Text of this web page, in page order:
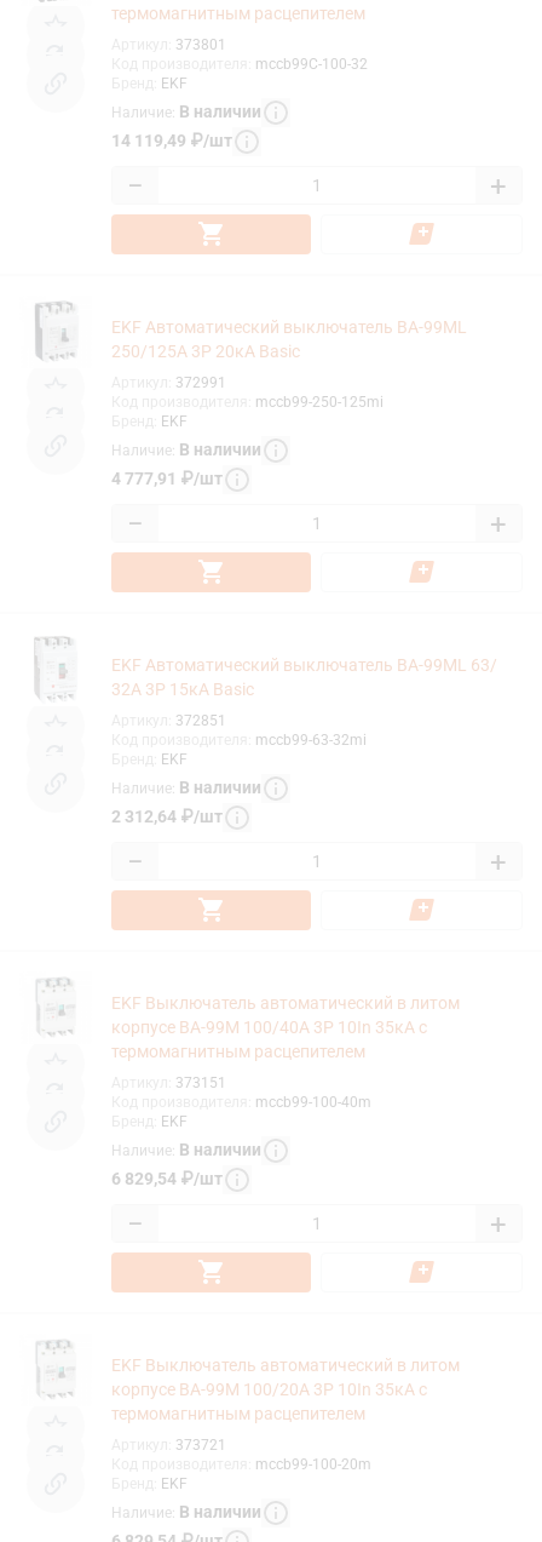
термомагнитным расцепителем
373801
mccb99C-100-32
EKF
Наличие: В наличии
14 119,49 ₽/шт
− +
EKF Автоматический выключатель ВА-99МL
250/125А 3P 20кА Basic
372991
mccb99-250-125mi
EKF
Наличие: В наличии
4 777,91 ₽/шт
− +
EKF Автоматический выключатель ВА-99МL 63/
32А 3P 15кА Basic
372851
mccb99-63-32mi
EKF
Наличие: В наличии
2 312,64 ₽/шт
− +
EKF Выключатель автоматический в литом
корпусе ВА-99М 100/40А 3P 10In 35кА с
термомагнитным расцепителем
373151
mccb99-100-40m
EKF
Наличие: В наличии
6 829,54 ₽/шт
− +
EKF Выключатель автоматический в литом
корпусе ВА-99М 100/20А 3P 10In 35кА с
термомагнитным расцепителем
373721
mccb99-100-20m
EKF
Наличие: В наличии